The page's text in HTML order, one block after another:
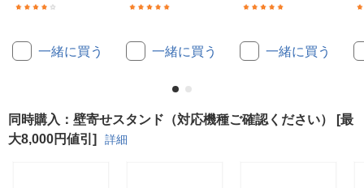
一緒に買う 一緒に買う 一緒に買う
同時購入：壁寄せスタンド（対応機種ご確認ください） [最
大8,000円値引]
詳細